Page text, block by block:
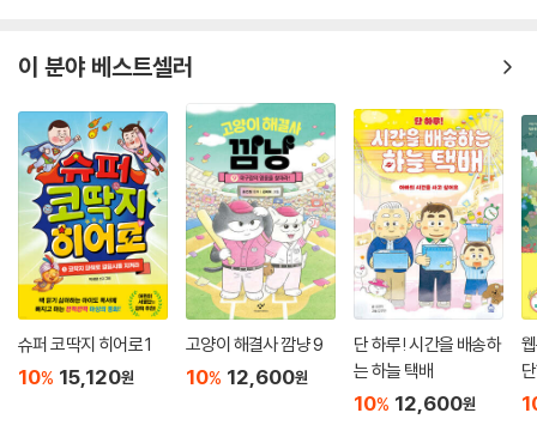
한 묶음이 들렸습니다. 마당에 핀 바로 그 꽃이에요.
“와, 예뻐요!”
금이 입이 쩍 벌어졌어요.
“네 꽃핀도 너처럼 예쁘구나. 부침개 고맙다. 아주 많이.”
할아버지가 살짝 웃었어요. 뿌루퉁한 얼굴은 어디 가고 아가 같은 얼굴이
에요. -본문 63쪽
집으로 돌아온 금이는 할머니와 함께 할아버지가 준 꽃다발을 풀었어요.
그런데 그 속에서 딱지 모양의 쪽지가 나왔어요. 그건 바로 할아버지 집 마
이 분야 베스트셀러
슈퍼 코딱지 히어로 1
10% 15,120원
고양이 해결사 깜냥 9
10% 12,600원
단 하루! 시간을 배송하
는 하늘 택배
10% 12,600원